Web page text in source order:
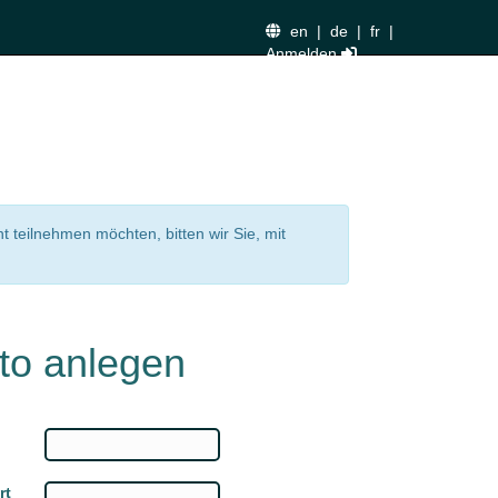
en | de | fr |
Anmelden
teilnehmen möchten, bitten wir Sie, mit
anlegen